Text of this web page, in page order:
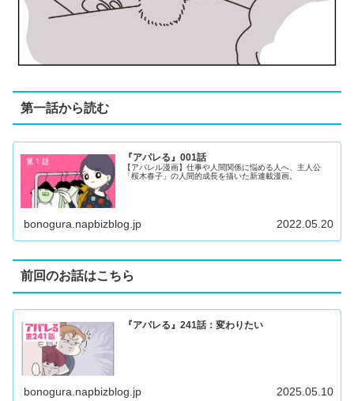
第一話から読む
『アパレる』001話
【アパレル漫画】仕事や人間関係に悩める人へ、主人公
「桜木春子」の人間的成長を描いた新連載漫画。
bonogura.napbizblog.jp 2022.05.20
前回のお話はこちら
『アパレる』241話：変わりたい
bonogura.napbizblog.jp 2025.05.10